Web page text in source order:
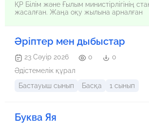
ҚР Білім және Ғылым министірлігінің
жасалған. Жаңа оқу жылына арналған
Әріптер мен дыбыстар
23 Сәуір 2026 0
0
Әдістемелік құрал
Бастауыш сынып
Басқа 1 сынып
Буква Яя